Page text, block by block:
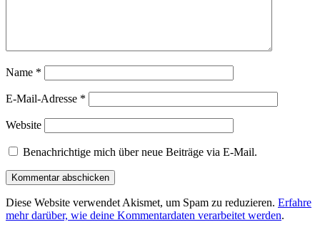
Name *
E-Mail-Adresse *
Website
Benachrichtige mich über neue Beiträge via E-Mail.
Diese Website verwendet Akismet, um Spam zu reduzieren. Erfahre
mehr darüber, wie deine Kommentardaten verarbeitet werden.